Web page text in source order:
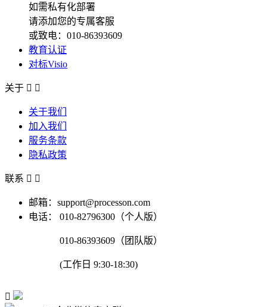
如需私有化部署
请添加您的专属客服
或致电：010-86393609
教育认证
对标Visio
关于  
关于我们
加入我们
服务条款
隐私政策
联系  
邮箱：support@processon.com
电话：
010-82796300（个人版）
010-86393609（团队版）
(工作日 9:30-18:30)
